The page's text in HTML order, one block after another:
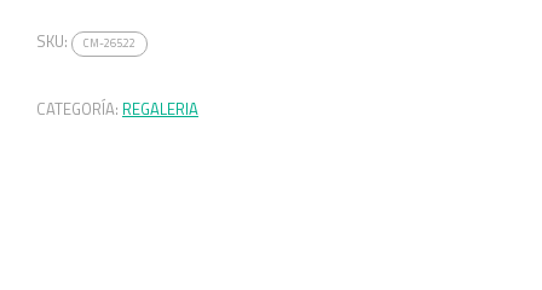
SKU: CM-265.22
CATEGORÍA: REGALERIA